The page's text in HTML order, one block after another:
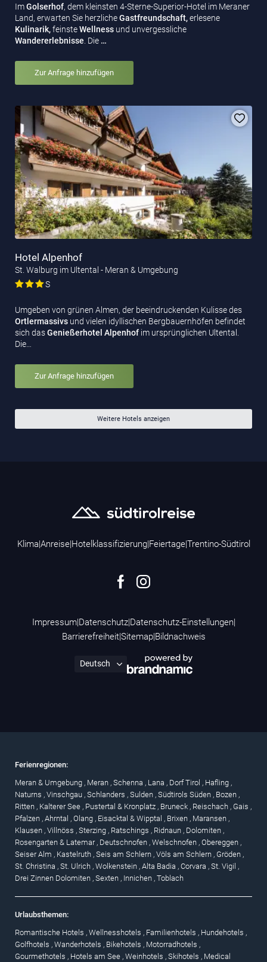
ImGolserhof, dem kleinsten 4-Sterne-Superior-Hotel im Meraner
Land, erwarten Sie herzlicheGastfreundschaft,erlesene
Kulinarik,feinsteWellness und unvergessliche
Wandererlebnisse. Die …
Zur Anfrage hinzufügen
Hotel Alpenhof
St. Walburg im Ultental - Meran & Umgebung
S
Umgeben von grünen Almen, der beeindruckenden Kulisse des
Ortlermassivs und vielen idyllischen Bergbauernhöfen befindet
sich dasGenießerhotel Alpenhof im ursprünglichen Ultental.
Die…
Zur Anfrage hinzufügen
Weitere Hotels anzeigen
Klima|Anreise|Hotelklassifizierung|Feiertage|Trentino-Südtirol
Impressum|Datenschutz|Datenschutz-Einstellungen|
Barrierefreiheit|Sitemap|Bildnachweis
Ferienregionen:
Meran & Umgebung , Meran , Schenna , Lana , Dorf Tirol , Hafling ,
Naturns , Vinschgau , Schlanders , Sulden , Südtirols Süden , Bozen ,
Ritten , Kalterer See , Pustertal & Kronplatz , Bruneck , Reischach , Gais ,
Pfalzen , Ahrntal , Olang , Eisacktal & Wipptal , Brixen , Maransen ,
Klausen , Villnöss , Sterzing , Ratschings , Ridnaun , Dolomiten ,
Rosengarten & Latemar , Deutschnofen , Welschnofen , Obereggen ,
Seiser Alm , Kastelruth , Seis am Schlern , Völs am Schlern , Gröden ,
St. Christina , St. Ulrich , Wolkenstein , Alta Badia , Corvara , St. Vigil ,
Drei Zinnen Dolomiten , Sexten , Innichen , Toblach
Urlaubsthemen:
Romantische Hotels , Wellnesshotels , Familienhotels , Hundehotels ,
Golfhotels , Wanderhotels , Bikehotels , Motorradhotels ,
Gourmethotels , Hotels am See , Weinhotels , Skihotels , Medical